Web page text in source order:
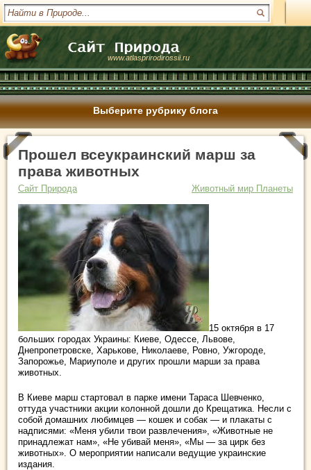
www.atlasprirodirossii.ru
Выберите рубрику блога
Прошел всеукраинский марш за
права животных
Сайт Природа Животный мир Планеты
15 октября в 17
больших городах Украины: Киеве, Одессе, Львове,
Днепропетровске, Харькове, Николаеве, Ровно, Ужгороде,
Запорожье, Мариуполе и других прошли марши за права
животных.
В Киеве марш стартовал в парке имени Тараса Шевченко,
оттуда участники акции колонной дошли до Крещатика. Несли с
собой домашних любимцев — кошек и собак — и плакаты с
надписями: «Меня убили твои развлечения», «Животные не
принадлежат нам», «Не убивай меня», «Мы — за цирк без
животных». О мероприятии написали ведущие украинские
издания.